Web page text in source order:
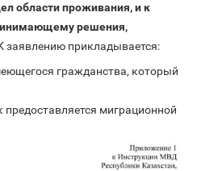
области проживания, и к
решения,
заявлению прикладывается:
гражданства, который
предоставляется миграционной